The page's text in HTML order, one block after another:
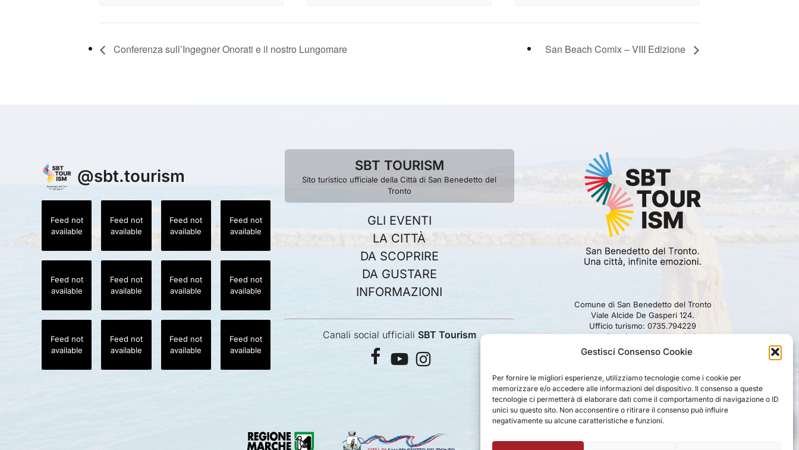
Gestisci Consenso Cookie
Per fornire le migliori esperienze, utilizziamo tecnologie come i cookie per
memorizzare e/o accedere alle informazioni del dispositivo. Il consenso a queste
tecnologie ci permetterà di elaborare dati come il comportamento di navigazione o ID
unici su questo sito. Non acconsentire o ritirare il consenso può influire
negativamente su alcune caratteristiche e funzioni.
Conferenza sull’Ingegner Onorati e il nostro Lungomare San Beach Comix – VIII Edizione
@sbt.tourism
Feed not
available
Feed not
available
Feed not
available
Feed not
available
Feed not
available
Feed not
available
Feed not
available
Feed not
available
Feed not
available
Feed not
available
Feed not
available
Feed not
available
SBT TOURISM
Sito turistico ufficiale della Città di San Benedetto del
Tronto
GLI EVENTI
LA CITTÀ
DA SCOPRIRE
DA GUSTARE
INFORMAZIONI
Canali social ufficiali SBT Tourism
facebook
youtubeinstagram
Comune di San Benedetto del Tronto
Viale Alcide De Gasperi 124.
Ufficio turismo: 0735.794229
e-mail: turismo@comunesbt.it
P.Iva/C.F. 00360140446